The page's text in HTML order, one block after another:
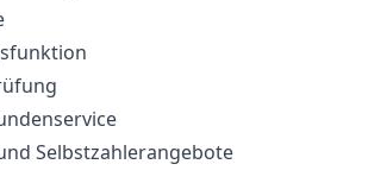
Selbstzahlerangebote